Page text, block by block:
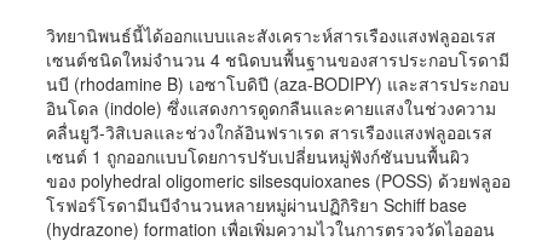
วิทยานิพนธ์นี้ได้ออกแบบและสังเคราะห์สารเรืองแสงฟลูออเรส
เซนต์ชนิดใหม่จำนวน 4 ชนิดบนพื้นฐานของสารประกอบโรดามี
นบี (rhodamine B) เอซาโบดิปี (aza-BODIPY) และสารประกอบ
อินโดล (indole) ซึ่งแสดงการดูดกลืนและคายแสงในช่วงความ
คลื่นยูวี-วิสิเบลและช่วงใกล้อินฟราเรด สารเรืองแสงฟลูออเรส
เซนต์ 1 ถูกออกแบบโดยการปรับเปลี่ยนหมู่ฟังก์ชันบนพื้นผิว
ของ polyhedral oligomeric silsesquioxanes (POSS) ด้วยฟลูออ
โรฟอร์โรดามีนบีจำนวนหลายหมู่ผ่านปฏิกิริยา Schiff base
(hydrazone) formation เพื่อเพิ่มความไวในการตรวจวัดไอออน